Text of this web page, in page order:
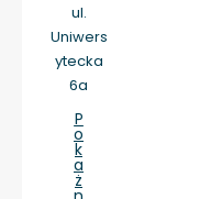
ul.
Uniwers
ytecka
6a
P
o
k
a
ż